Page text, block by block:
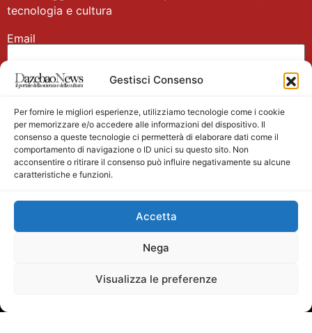
Gestisci Consenso
Per fornire le migliori esperienze, utilizziamo tecnologie come i cookie
per memorizzare e/o accedere alle informazioni del dispositivo. Il
consenso a queste tecnologie ci permetterà di elaborare dati come il
comportamento di navigazione o ID unici su questo sito. Non
acconsentire o ritirare il consenso può influire negativamente su alcune
caratteristiche e funzioni.
Accetta
Nega
Visualizza le preferenze
tecnologia e cultura
Email
Nome
Main partner
Testata giornalistica registrata presso il Tribunale di